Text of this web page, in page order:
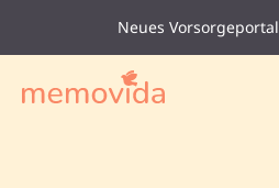
Neues Vorsorgeportal